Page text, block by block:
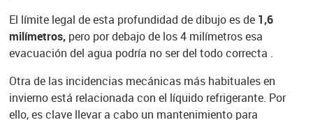
El límite legal de esta profundidad de dibujo es de1,6
milímetros,pero por debajo de los 4 milímetros esa
evacuación del agua podría no ser del todo correcta .
Otra de las incidencias mecánicas más habituales en
invierno está relacionada con el líquido refrigerante. Por
ello, es clave llevar a cabo un mantenimiento para